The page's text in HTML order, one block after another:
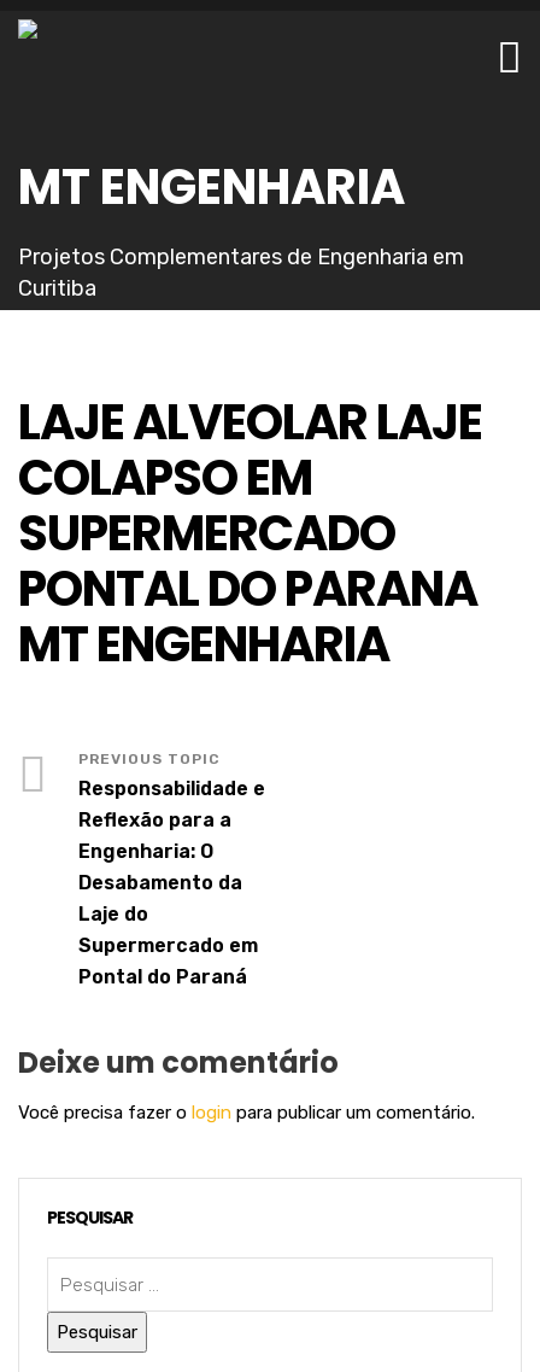
MT ENGENHARIA
Projetos Complementares de Engenharia em
Curitiba
LAJE ALVEOLAR LAJE
COLAPSO EM
SUPERMERCADO
PONTAL DO PARANA
MT ENGENHARIA
Responsabilidade e
Reflexão para a
Engenharia: O
Desabamento da
Laje do
Supermercado em
Pontal do Paraná
Deixe um comentário
Você precisa fazer o login para publicar um comentário.
PESQUISAR